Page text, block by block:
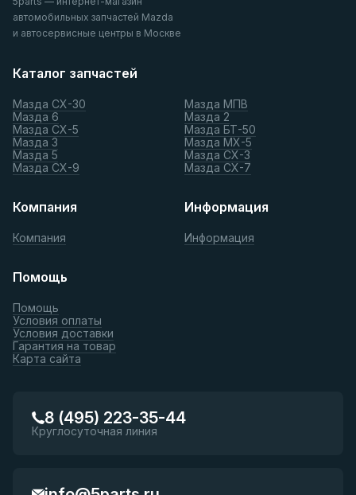
автомобильных запчастей Mazda
и автосервисные центры в Москве
Каталог запчастей
Мазда СХ-30
Мазда 6
Мазда СХ-5
Мазда 3
Мазда 5
Мазда СХ-9
Мазда МПВ
Мазда 2
Мазда БТ-50
Мазда МХ-5
Мазда СХ-3
Мазда СХ-7
Компания
Компания
Информация
Информация
Помощь
Помощь
Условия оплаты
Условия доставки
Гарантия на товар
Карта сайта
8 (495) 223-35-44
Круглосуточная линия